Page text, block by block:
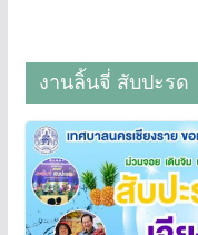
งานลิ้นจี่ สับปะรด